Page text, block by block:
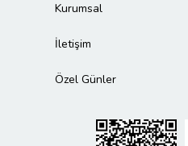
Kurumsal
İletişim
Özel Günler